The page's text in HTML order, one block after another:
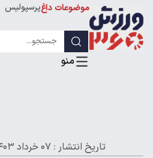
موضوعات داغپرسپولیس
لیگ قهرمانان
تاریخ انتشار :۰۷ خرداد ۱۴۰۳ - ۰۹:۲۳